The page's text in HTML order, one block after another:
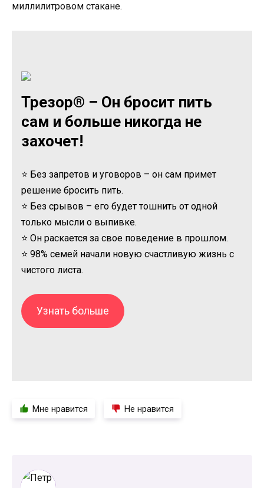
миллилитровом стакане.
Трезор® – Он бросит пить
сам и больше никогда не
захочет!
⭐ Без запретов и уговоров – он сам примет
решение бросить пить.
⭐ Без срывов – его будет тошнить от одной
только мысли о выпивке.
⭐ Он раскается за свое поведение в прошлом.
⭐ 98% семей начали новую счастливую жизнь с
чистого листа.
Узнать больше
Мне нравится Не нравится